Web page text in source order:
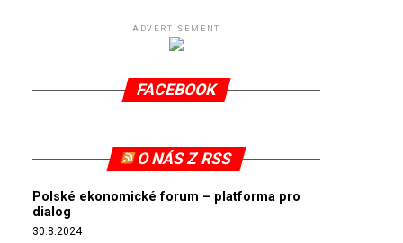
ADVERTISEMENT
FACEBOOK
O NÁS Z RSS
Polské ekonomické forum – platforma pro
dialog
30.8.2024